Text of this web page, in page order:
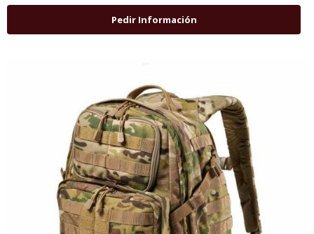
Pedir Información